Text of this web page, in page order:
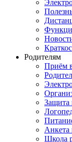
Родителям
Приём
Защита
Анкета
Школа